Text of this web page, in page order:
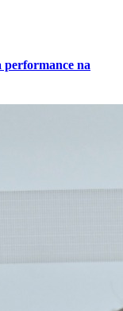
performance na